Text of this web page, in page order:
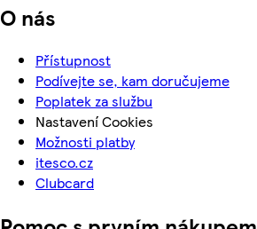
O nás
Přístupnost
Podívejte se, kam doručujeme
Poplatek za službu
Nastavení Cookies
Možnosti platby
itesco.cz
Clubcard